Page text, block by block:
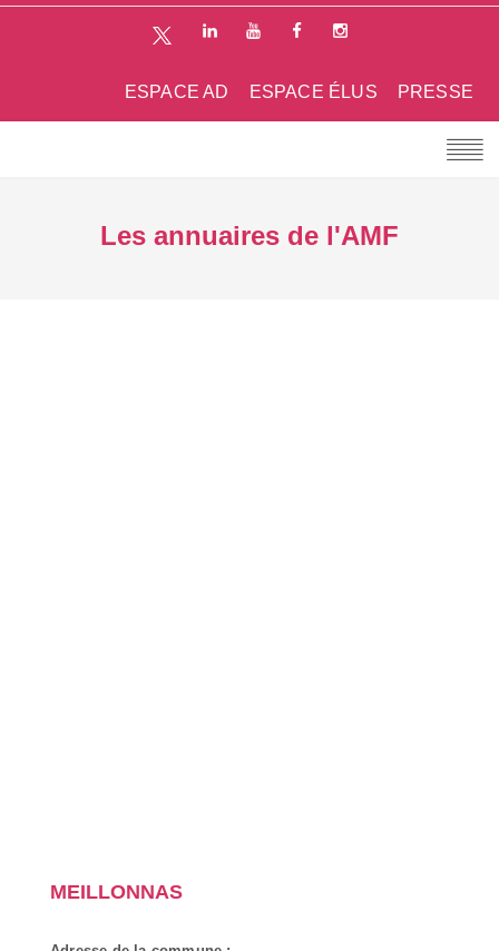
PRESSE
ESPACE ÉLUS
ESPACE AD
Les annuaires de l'AMF
MEILLONNAS